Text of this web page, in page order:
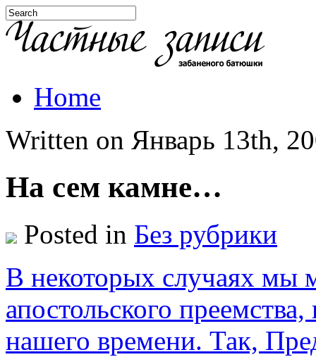
Home
Written on Январь 13th,
На сем камне…
Posted in Без рубрики
В некоторых случаях мы
апостольского
нашего времени. Так,